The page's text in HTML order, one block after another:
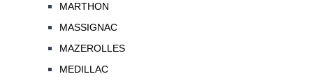
MARTHON
MASSIGNAC
MAZEROLLES
MEDILLAC